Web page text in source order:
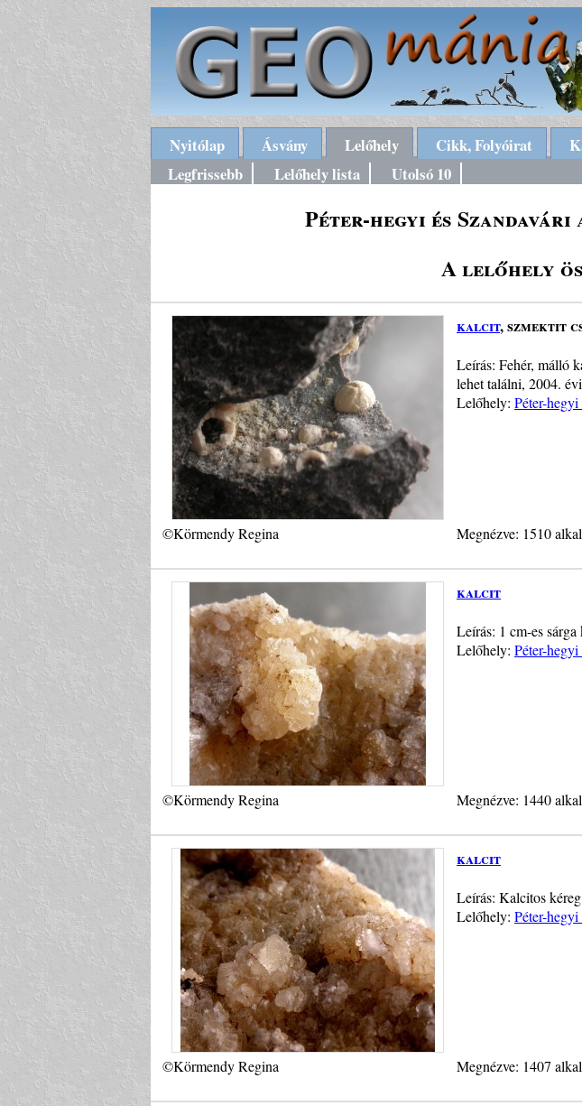
Nyitólap Ásvány Lelőhely Cikk, Folyóirat
Legfrissebb
Lelőhely lista Utolsó 10
Péter-hegyi és
A lelőhely
kalcit, szmektit
Leírás: Fehér, málló
lehet találni, 2004.
Lelőhely: Péter-
©Körmendy Regina Megnézve: 1510
kalcit
Leírás: 1 cm-es
Lelőhely: Péter-
©Körmendy Regina Megnézve: 1440
kalcit
Leírás: Kalcitos
Lelőhely: Péter-
©Körmendy Regina Megnézve: 1407